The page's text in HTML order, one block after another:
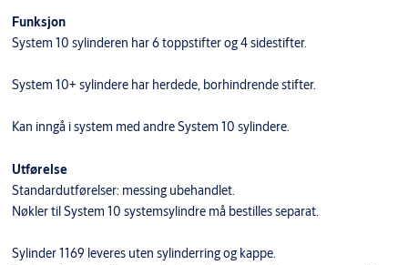
Funksjon
System 10 sylinderen har 6 toppstifter og 4 sidestifter.
System 10+ sylindere har herdede, borhindrende stifter.
Kan inngå i system med andre System 10 sylindere.
Utførelse
Standardutførelser: messing ubehandlet.
Nøkler til System 10 systemsylindre må bestilles separat.
Sylinder 1169 leveres uten sylinderring og kappe.